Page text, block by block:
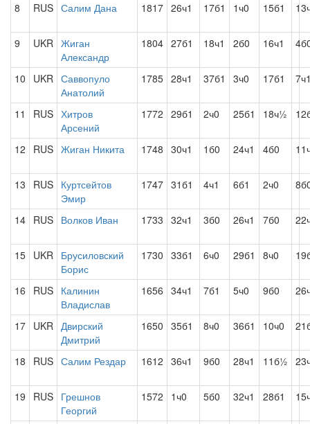
8 RUS Салим Дана 1817 26ч1 17б1 1ч0 15б1
9 UKR Жиган
Александр
1804 27б1 18ч1 2б0 16ч1
10 UKR Саввопуло
Анатолий
1785 28ч1 37б1 3ч0 17б1
11 RUS Хитров
Арсений
1772 29б1 2ч0 25б1 18ч½
12 RUS Жиган Никита 1748 30ч1 1б0 24ч1 4б0
13 RUS Куртсейтов
Эмир
1747 31б1 4ч1 6б1 2ч0
14 RUS Волков Иван 1733 32ч1 3б0 26ч1 7б0
15 UKR Брусиловский
Борис
1730 33б1 6ч0 29б1 8ч0
16 RUS Калинин
Владислав
1656 34ч1 7б1 5ч0 9б0
17 UKR Двирский
Дмитрий
1650 35б1 8ч0 36б1 10ч0
18 RUS Салим Рездар 1612 36ч1 9б0 28ч1 11б½
19 RUS Грешнов
Георгий
1572 1ч0 5б0 32ч1 28б1